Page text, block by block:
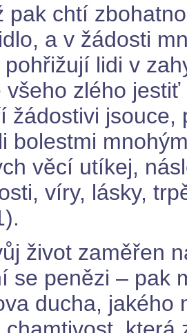
pak chtí
a v žádosti
pohřižují lidi v
všeho zlého
žádostivi jsouce,
bolestmi
věcí utíkej,
víry, lásky,
život zaměřen
se penězi – pak
ducha, jakého